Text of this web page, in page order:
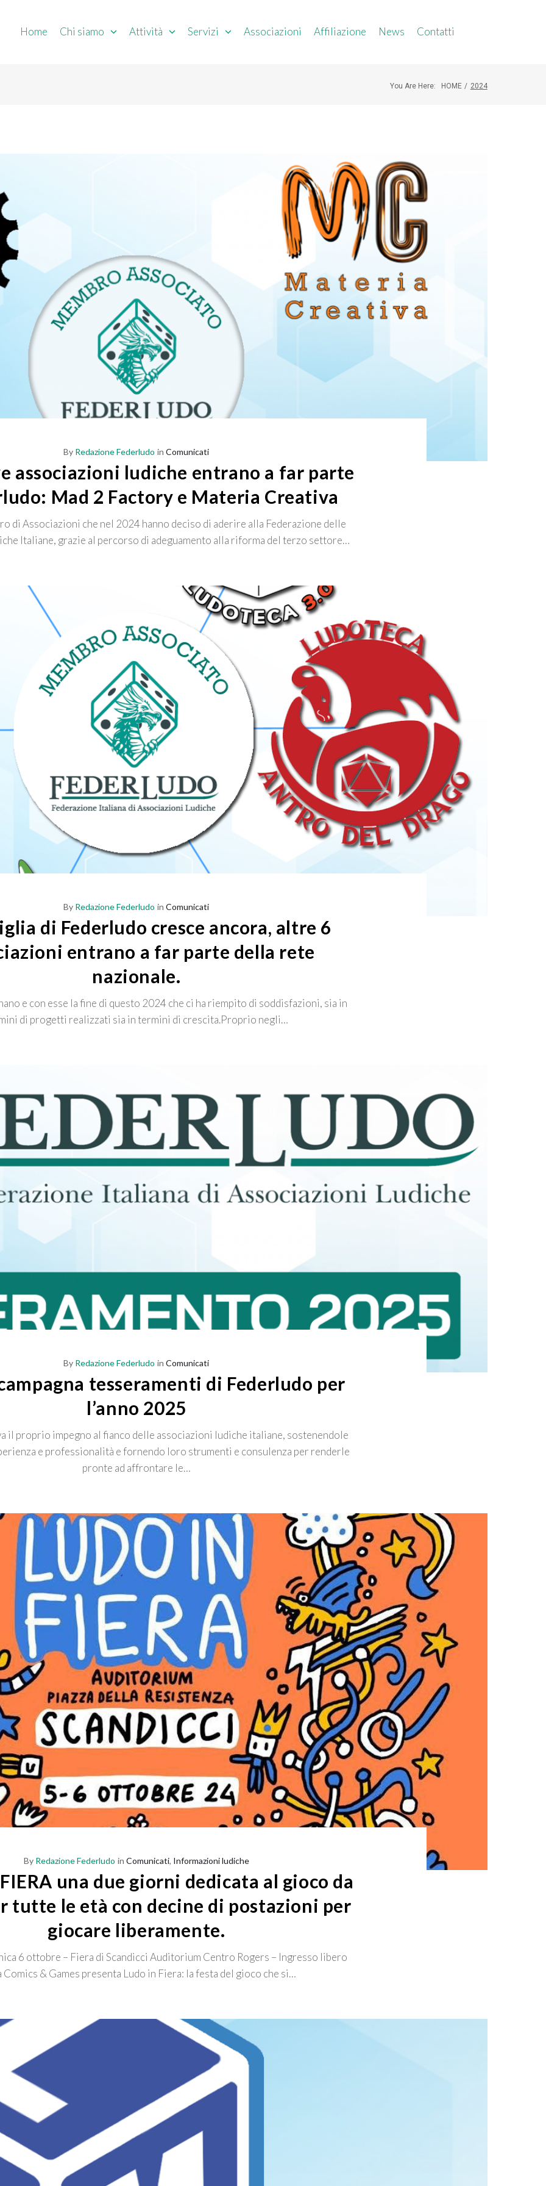
Home Chi siamo Attività Servizi Associazioni Affiliazione News Contatti
You Are Here: HOME / 2024
By Redazione Federludo inComunicati
associazioni ludiche entrano a far parte
Mad 2 Factory e Materia Creativa
di Associazioni che nel 2024 hanno deciso di aderire alla Federazione delle
Italiane, grazie al percorso di adeguamento alla riforma del terzo settore…
By Redazione Federludo inComunicati
di Federludo cresce ancora, altre 6
entrano a far parte della rete
nazionale.
e con esse la fine di questo 2024 che ci ha riempito di soddisfazioni, sia in
di progetti realizzati sia in termini di crescita.Proprio negli…
By Redazione Federludo inComunicati
tesseramenti di Federludo per
l’anno 2025
il proprio impegno al fianco delle associazioni ludiche italiane, sostenendole
e professionalità e fornendo loro strumenti e consulenza per renderle
pronte ad affrontare le…
By Redazione Federludo in Comunicati, Informazioni ludiche
una due giorni dedicata al gioco da
tutte le età con decine di postazioni per
giocare liberamente.
6 ottobre – Fiera di Scandicci Auditorium Centro Rogers – Ingresso libero
Comics & Games presenta Ludo in Fiera: la festa del gioco che si…